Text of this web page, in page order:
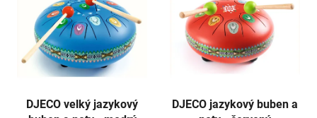
DJECO velký jazykový
DJECO jazykový buben a